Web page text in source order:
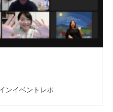
ンイベントレポ